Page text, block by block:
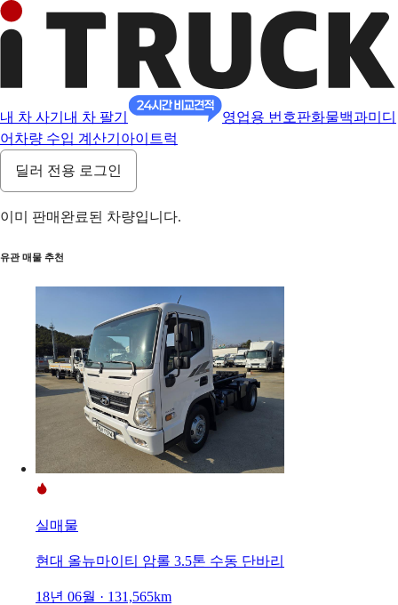
내 차 사기 내 차 팔기 영업용 번호판화물백과미디
어 차량 수입 계산기 아이트럭
딜러 전용 로그인
이미 판매완료된 차량입니다.
유관 매물 추천
실매물
현대 올뉴마이티 암롤 3.5톤 수동 단바리
18년 06월 · 131,565km